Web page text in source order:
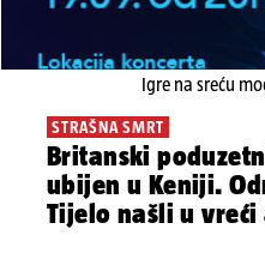
Igre na sreću
STRAŠNA SMRT
Britanski
ubijen u Keniji.
Tijelo našli u vreći